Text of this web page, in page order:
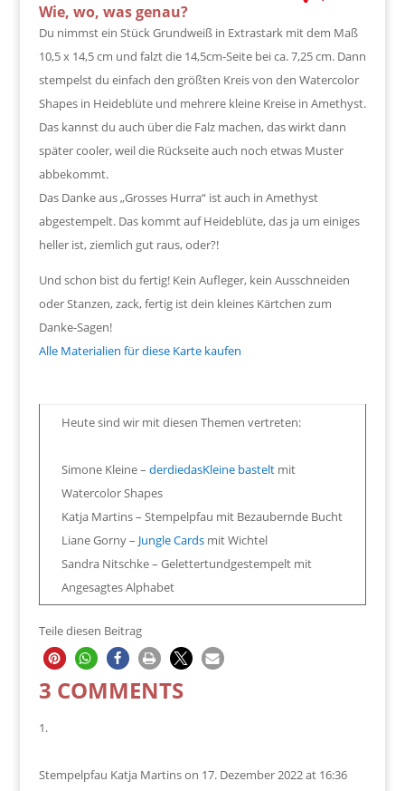
Wie, wo, was genau?
Du nimmst ein Stück Grundweiß in Extrastark mit dem Maß
10,5 x 14,5 cm und falzt die 14,5cm-Seite bei ca. 7,25 cm. Dann
stempelst du einfach den größten Kreis von den Watercolor
Shapes in Heideblüte und mehrere kleine Kreise in Amethyst.
Das kannst du auch über die Falz machen, das wirkt dann
später cooler, weil die Rückseite auch noch etwas Muster
abbekommt.
Das Danke aus „Grosses Hurra“ ist auch in Amethyst
abgestempelt. Das kommt auf Heideblüte, das ja um einiges
heller ist, ziemlich gut raus, oder?!
Und schon bist du fertig! Kein Aufleger, kein Ausschneiden
oder Stanzen, zack, fertig ist dein kleines Kärtchen zum
Danke-Sagen!
Alle Materialien für diese Karte kaufen
Heute sind wir mit diesen Themen vertreten:
Simone Kleine – derdiedasKleine basteltmit
Watercolor Shapes
Katja Martins – Stempelpfau mit Bezaubernde Bucht
Liane Gorny – Jungle Cardsmit Wichtel
Sandra Nitschke – Gelettertundgestempelt mit
Angesagtes Alphabet
Teile diesen Beitrag
3 COMMENTS
Stempelpfau Katja Martinson 17. Dezember 2022 at 16:36